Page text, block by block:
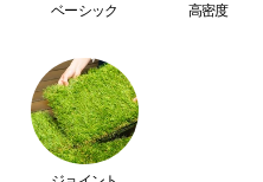
小
型
商
品
ベーシック 高密度